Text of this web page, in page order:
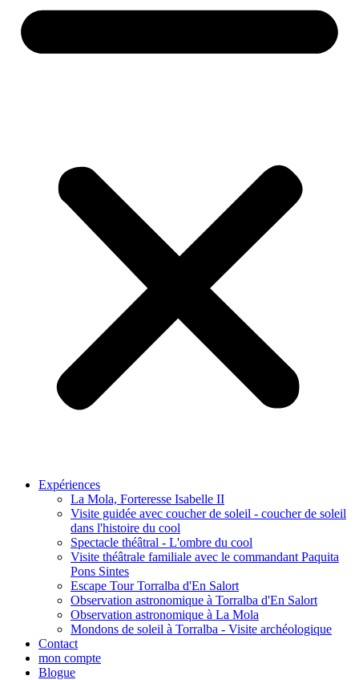
Expériences
La Mola, Forteresse Isabelle II
Visite guidée avec coucher de soleil - coucher de soleil
dans l'histoire du cool
Spectacle théâtral - L'ombre du cool
Visite théâtrale familiale avec le commandant Paquita
Pons Sintes
Escape Tour Torralba d'En Salort
Observation astronomique à Torralba d'En Salort
Observation astronomique à La Mola
Mondons de soleil à Torralba - Visite archéologique
Contact
mon compte
Blogue